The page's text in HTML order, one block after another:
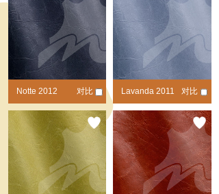
Notte 2012 对比 Lavanda 2011 对比